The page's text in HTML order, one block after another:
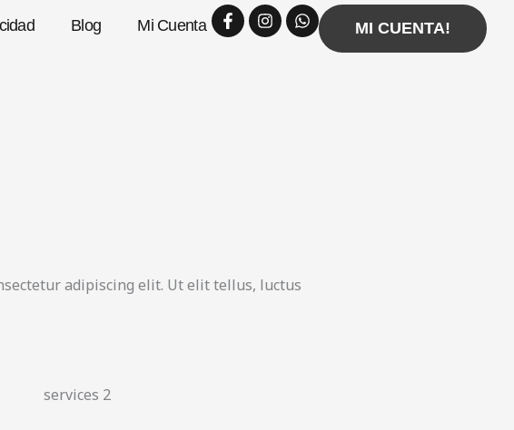
MI CUENTA!
Facebook-
f
Instagram
Whatsapp
Blog Mi Cuenta
adipiscing elit. Ut elit tellus, luctus